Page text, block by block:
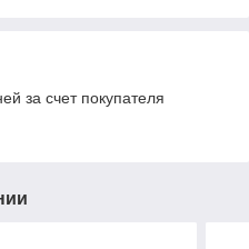
за счет покупателя